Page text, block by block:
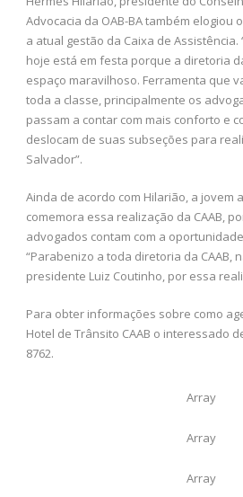
Advocacia da OAB-BA também elogiou
a atual gestão da Caixa de Assistência.
hoje está em festa porque a diretoria
espaço maravilhoso. Ferramenta que
toda a classe, principalmente os
passam a contar com mais conforto e
deslocam de suas subseções para
Salvador”.
Ainda de acordo com Hilarião, a jovem
comemora essa realização da CAAB,
advogados contam com a
“Parabenizo a toda diretoria da CAAB,
presidente Luiz Coutinho, por essa
Para obter informações sobre como
Hotel de Trânsito CAAB o interessado
8762.
Array
Array
Array